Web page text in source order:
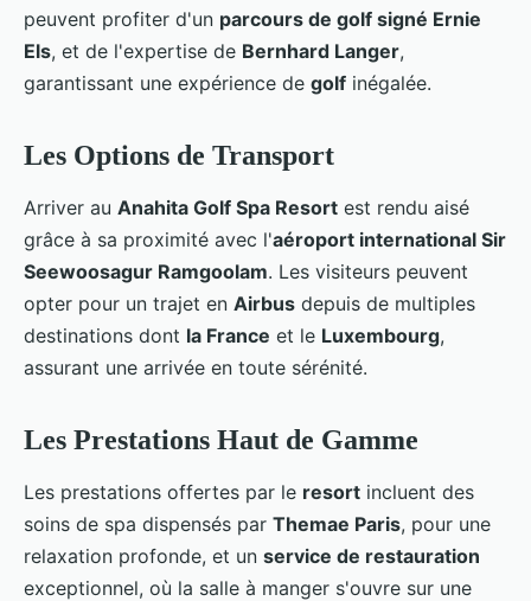
peuvent profiter d'un parcours de golf signé Ernie
Els, et de l'expertise de Bernhard Langer,
garantissant une expérience de golf inégalée.
Les Options de Transport
Arriver au Anahita Golf Spa Resort est rendu aisé
grâce à sa proximité avec l'aéroport international Sir
Seewoosagur Ramgoolam. Les visiteurs peuvent
opter pour un trajet en Airbus depuis de multiples
destinations dont la France et le Luxembourg,
assurant une arrivée en toute sérénité.
Les Prestations Haut de Gamme
Les prestations offertes par le resort incluent des
soins de spa dispensés par Themae Paris, pour une
relaxation profonde, et un service de restauration
exceptionnel, où la salle à manger s'ouvre sur une